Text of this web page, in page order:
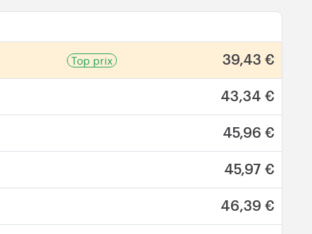
Top prix 39,43 €
43,34 €
45,96 €
45,97 €
46,39 €